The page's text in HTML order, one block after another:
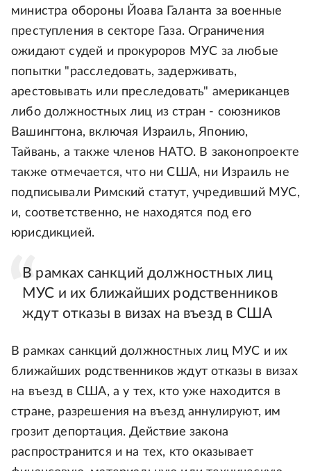
министра обороны Йоава Галанта за военные
преступления в секторе Газа. Ограничения
ожидают судей и прокуроров МУС за любые
попытки "расследовать, задерживать,
арестовывать или преследовать" американцев
либо должностных лиц из стран - союзников
Вашингтона, включая Израиль, Японию,
Тайвань, а также членов НАТО. В законопроекте
также отмечается, что ни США, ни Израиль не
подписывали Римский статут, учредивший МУС,
и, соответственно, не находятся под его
юрисдикцией.
В рамках санкций должностных лиц
МУС и их ближайших родственников
ждут отказы в визах на въезд в США
В рамках санкций должностных лиц МУС и их
ближайших родственников ждут отказы в визах
на въезд в США, а у тех, кто уже находится в
стране, разрешения на въезд аннулируют, им
грозит депортация. Действие закона
распространится и на тех, кто оказывает